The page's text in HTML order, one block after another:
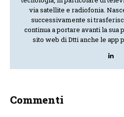
via satellite e radiofonia.
successivamente si
continua a portare avanti la sua
sito web di Dtti anche le app
Commenti